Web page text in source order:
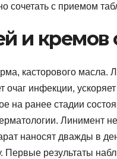
сочетать с приемом
и кремов
касторового масла.
инфекции,
на ранее стадии
Линимент
наносят дважды в
Первые результаты